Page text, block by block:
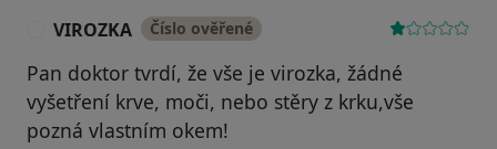
VIROZKA Číslo ověřené
Pan doktor tvrdí, že vše je virozka, žádné
vyšetření krve, moči, nebo stěry z krku,vše
pozná vlastním okem!